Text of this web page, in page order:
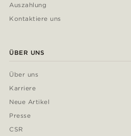
Auszahlung
Kontaktiere uns
ÜBER UNS
Über uns
Karriere
Neue Artikel
Presse
CSR